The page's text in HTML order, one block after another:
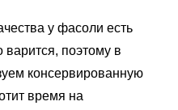
у фасоли есть
варится, поэтому в
консервированную
время на